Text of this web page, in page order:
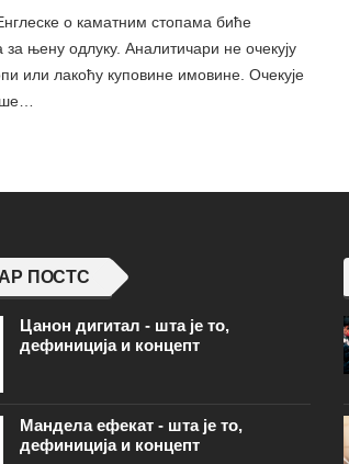
о каматним стопама биће
њену одлуку. Аналитичари не очекују
или лакоћу куповине имовине. Очекује
ПОСТС
Цанон дигитал - шта је то,
дефиниција и концепт
Мандела ефекат - шта је то,
дефиниција и концепт